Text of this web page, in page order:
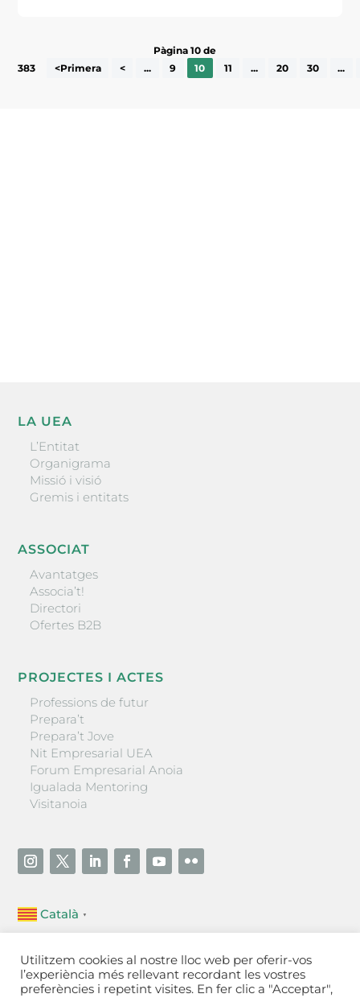
Pàgina 10 de
383
<Primera < ... 9 10 11 ... 20 30 ...
LA UEA
L’Entitat
Organigrama
Missió i visió
Gremis i entitats
ASSOCIAT
Avantatges
Associa’t!
Directori
Ofertes B2B
PROJECTES I ACTES
Professions de futur
Prepara’t
Prepara’t Jove
Nit Empresarial UEA
Forum Empresarial Anoia
Igualada Mentoring
Visitanoia
Català ▼
Unió Empresarial de l’Anoia (UEA)
Ctra. de Manresa, 131, 08700 – Igualada(Barcelona)
Tel 93 805 22 92
Utilitzem cookies al nostre lloc web per oferir-vos
l’experiència més rellevant recordant les vostres
preferències i repetint visites. En fer clic a "Acceptar",